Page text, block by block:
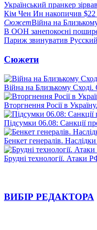
Український пранкер
Кім Чен Ин накопичив $22
СюжетВійна на
В ООН занепокоєні
Париж звинуватив
Сюжети
Війна на Близькому
Вторгнення Росії в
Підсумки 06.08: Санкції
Бенкет генералів.
Брудні технології. Атаки
ВИБІР РЕДАКТОРА